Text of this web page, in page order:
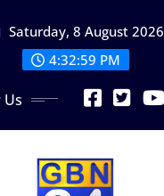
Saturday, 8 August 2026
4:33:00 PM
Us